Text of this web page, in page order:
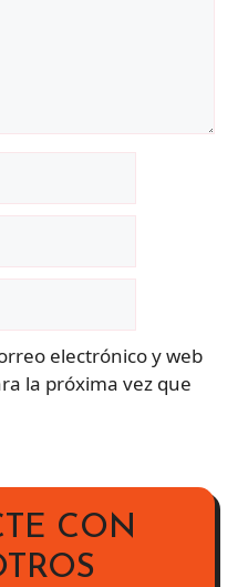
electrónico y web
la próxima vez que
CON